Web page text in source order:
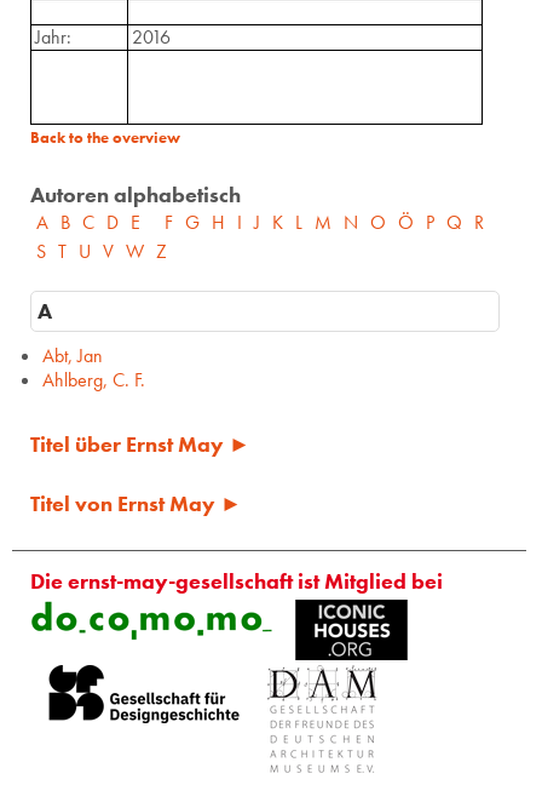
Jahr:
2016
Back to the overview
Autoren alphabetisch
A B C D E F G H I J K L M N O Ö P Q R
S T U V W Z
A
Abt, Jan
Ahlberg, C. F.
Titel über Ernst May ►
Titel von Ernst May ►
Die ernst-may-gesellschaft ist Mitglied bei